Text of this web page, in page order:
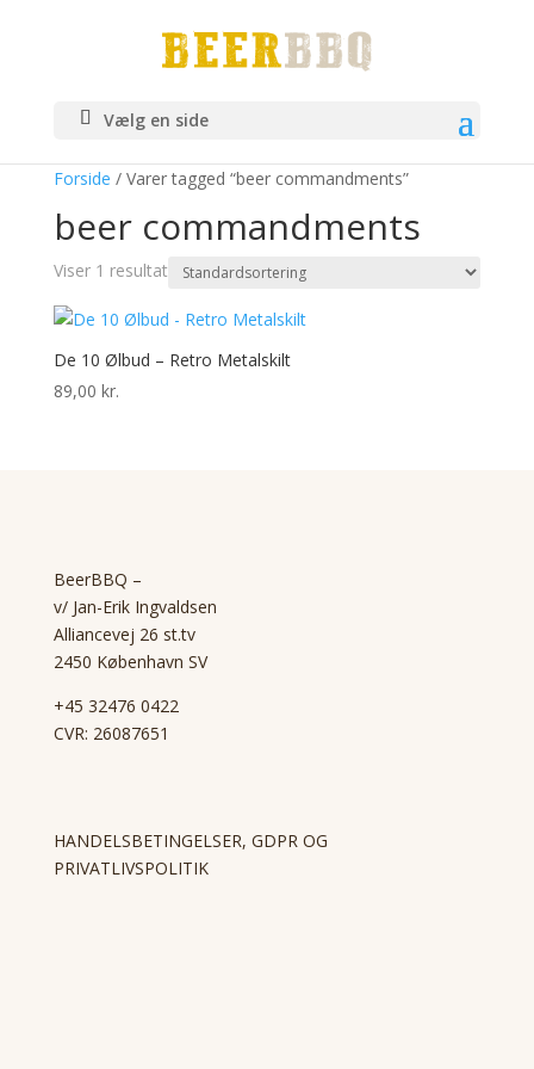
Vælg en side
Forside / Varer tagged “beer commandments”
beer commandments
Viser 1 resultat
De 10 Ølbud – Retro Metalskilt
89,00 kr.
BeerBBQ –
v/ Jan-Erik Ingvaldsen
Alliancevej 26 st.tv
2450 København SV
+45 32476 0422
CVR: 26087651
HANDELSBETINGELSER, GDPR OG
PRIVATLIVSPOLITIK